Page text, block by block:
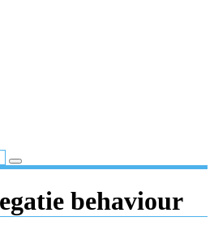
behaviour